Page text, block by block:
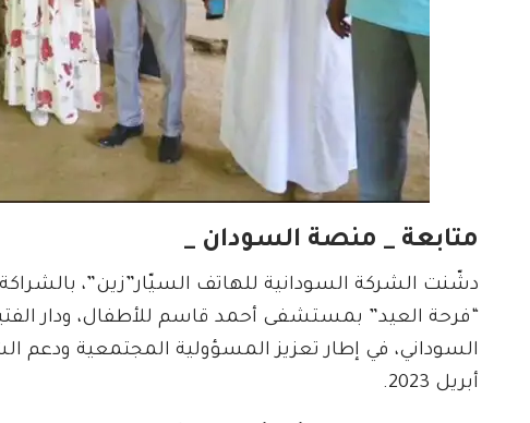
متابعة _ منصة السودان _
دشّنت الشركة السودانية للهاتف السيّار”زين”،
“فرحة العيد” بمستشفى أحمد قاسم للأطفال، ودار
أبريل 2023.